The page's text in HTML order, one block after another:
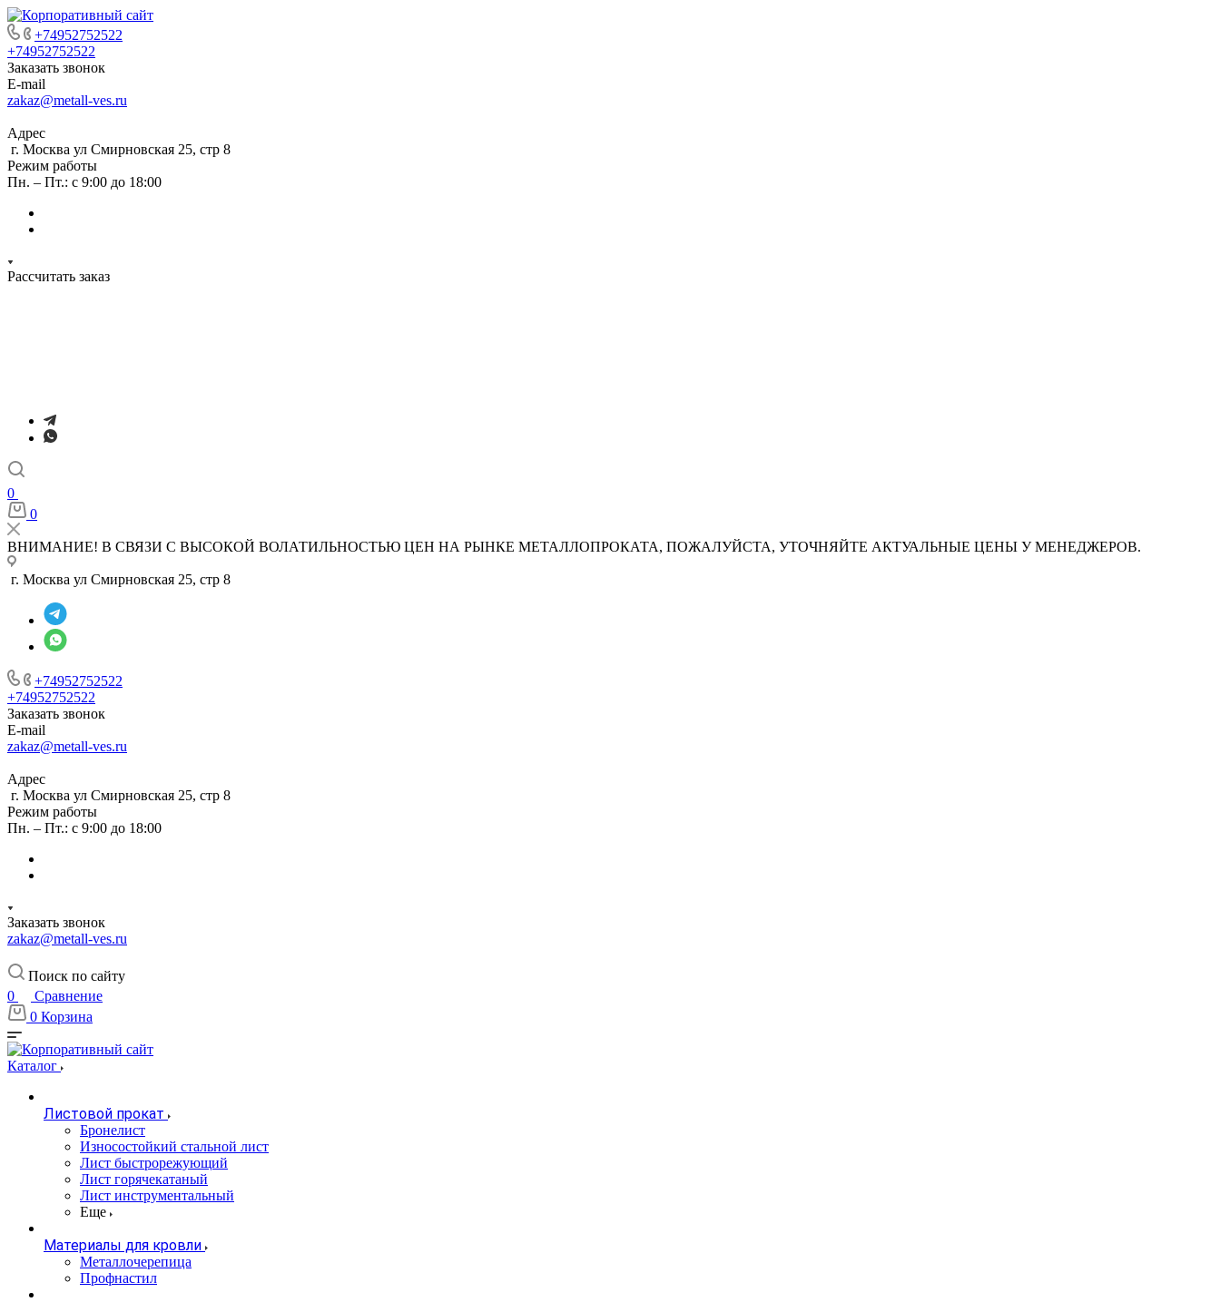
+74952752522
+74952752522
Заказать звонок
E-mail
zakaz@metall-ves.ru
Адрес
г. Москва ул Смирновская 25, стр 8
Режим работы
Пн. – Пт.: с 9:00 до 18:00
Рассчитать заказ
0
0
ВНИМАНИЕ! В СВЯЗИ С ВЫСОКОЙ ВОЛАТИЛЬНОСТЬЮ ЦЕН НА РЫНКЕ МЕТАЛЛОПРОКАТА, ПОЖАЛУЙСТА, УТОЧНЯЙТЕ АКТУАЛЬНЫЕ ЦЕНЫ У МЕНЕДЖЕРОВ.
г. Москва ул Смирновская 25, стр 8
+74952752522
+74952752522
Заказать звонок
E-mail
zakaz@metall-ves.ru
Адрес
г. Москва ул Смирновская 25, стр 8
Режим работы
Пн. – Пт.: с 9:00 до 18:00
Заказать звонок
zakaz@metall-ves.ru
Поиск по сайту
0
Сравнение
0 Корзина
Каталог
Листовой прокат
Бронелист
Износостойкий стальной лист
Лист быстрорежующий
Лист горячекатаный
Лист инструментальный
Еще
Материалы для кровли
Металлочерепица
Профнастил